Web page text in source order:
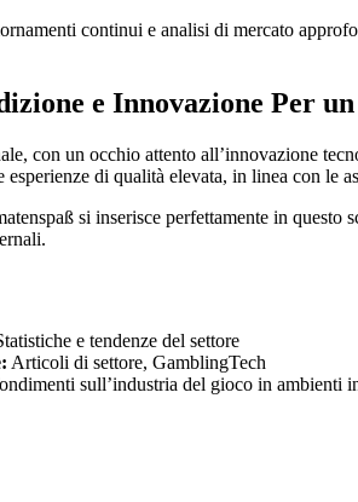
continui e analisi di mercato
e Innovazione Per
con un occhio attento all’innovazione
di qualità elevata, in linea con le
si inserisce perfettamente in questo
e tendenze del settore
Articoli di settore, GamblingTech
sull’industria del gioco in ambienti